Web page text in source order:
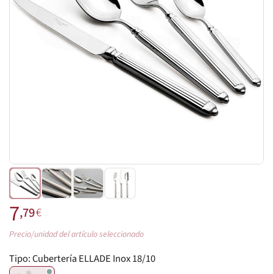
7,79€
Precio/unidad del artículo seleccionado
Tipo:Cubertería ELLADE Inox 18/10